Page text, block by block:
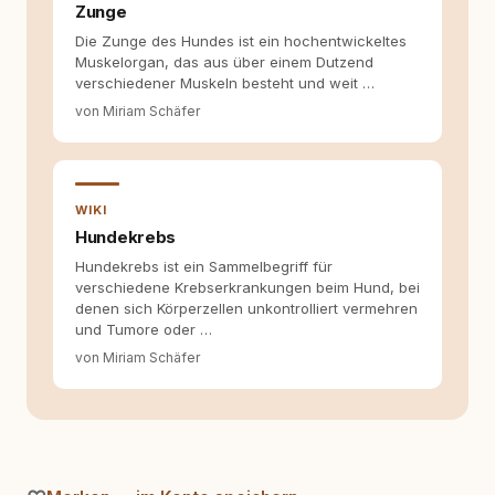
Zunge
Die Zunge des Hundes ist ein hochentwickeltes
Muskelorgan, das aus über einem Dutzend
verschiedener Muskeln besteht und weit …
von Miriam Schäfer
WIKI
Hundekrebs
Hundekrebs ist ein Sammelbegriff für
verschiedene Krebserkrankungen beim Hund, bei
denen sich Körperzellen unkontrolliert vermehren
und Tumore oder …
von Miriam Schäfer